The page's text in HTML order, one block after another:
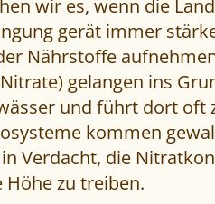
wir es, wenn die
gerät immer
Nährstoffe
gelangen ins
und führt dort oft
kommen
Verdacht, die
zu treiben.